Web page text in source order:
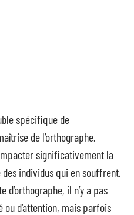
spécifique de
de l’orthographe.
significativement la
individus qui en souffrent.
il n’y a pas
d’attention, mais parfois